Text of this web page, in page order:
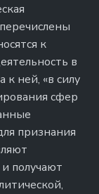
к
в
к ней, «в силу
сфер
признания
получают